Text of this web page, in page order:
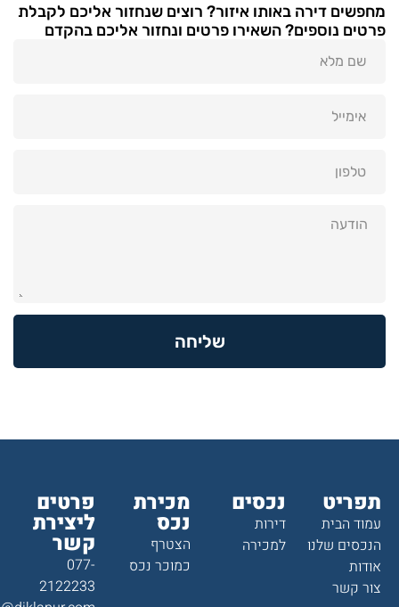
מחפשים דירה באותו איזור? רוצים שנחזור אליכם לקבלת
פרטים נוספים? השאירו פרטים ונחזור אליכם בהקדם
שליחה
תפריט
עמוד הבית
הנכסים שלנו
אודות
צור קשר
נכסים
דירות
למכירה
מכירת
נכס
הצטרף
כמוכר נכס
פרטים
ליצירת
קשר
077-
2122233